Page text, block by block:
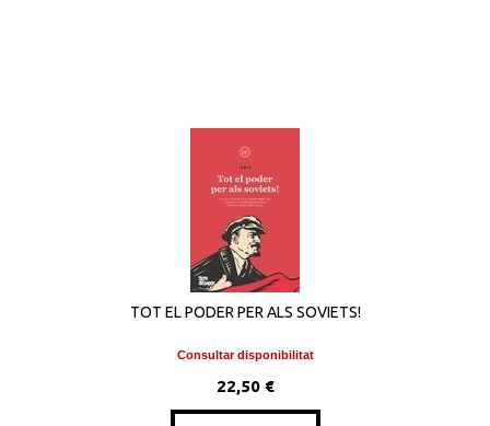
TOT EL PODER PER ALS SOVIETS!
Consultar disponibilitat
22,50 €